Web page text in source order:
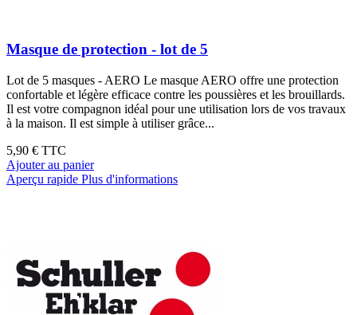
Masque de protection - lot de 5
Lot de 5 masques - AERO Le masque AERO offre une protection
confortable et légère efficace contre les poussières et les brouillards.
Il est votre compagnon idéal pour une utilisation lors de vos travaux
à la maison. Il est simple à utiliser grâce...
5,90 € TTC
Ajouter au panier
Aperçu rapide Plus d'informations